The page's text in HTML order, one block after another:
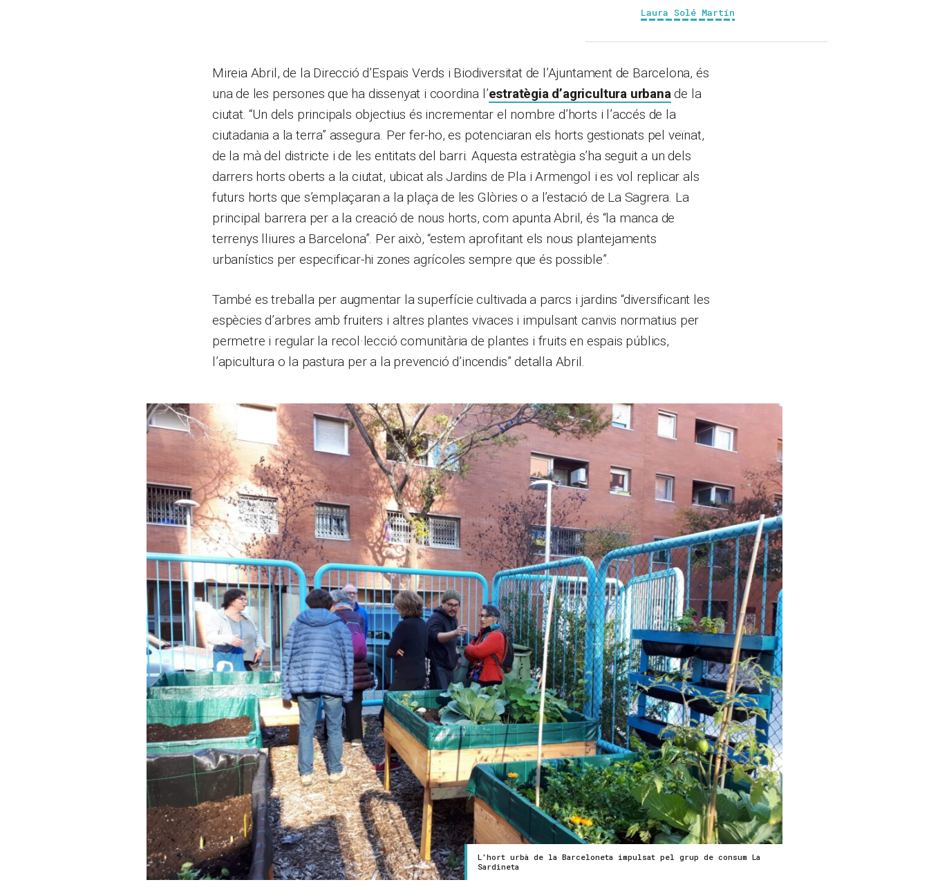
Laura Solé Martín
Mireia Abril, de la Direcció d’Espais Verds i Biodiversitat de l’Ajuntament de Barcelona, és
una de les persones que ha dissenyat i coordina l’estratègia d’agricultura urbanade la
ciutat. “Un dels principals objectius és incrementar el nombre d’horts i l’accés de la
ciutadania a la terra” assegura. Per fer-ho, es potenciaran els horts gestionats pel veïnat,
de la mà del districte i de les entitats del barri. Aquesta estratègia s’ha seguit a un dels
darrers horts oberts a la ciutat, ubicat als Jardins de Pla i Armengol i es vol replicar als
futurs horts que s’emplaçaran a la plaça de les Glòries o a l’estació de La Sagrera. La
principal barrera per a la creació de nous horts, com apunta Abril, és “la manca de
terrenys lliures a Barcelona”. Per això, “estem aprofitant els nous plantejaments
urbanístics per especificar-hi zones agrícoles sempre que és possible”.
També es treballa per augmentar la superfície cultivada a parcs i jardins “diversificant les
espècies d’arbres amb fruiters i altres plantes vivaces i impulsant canvis normatius per
permetre i regular la recol·lecció comunitària de plantes i fruits en espais públics,
l’apicultura o la pastura per a la prevenció d’incendis” detalla Abril.
L'hort urbà de la Barceloneta impulsat pel grup de consum La
Sardineta